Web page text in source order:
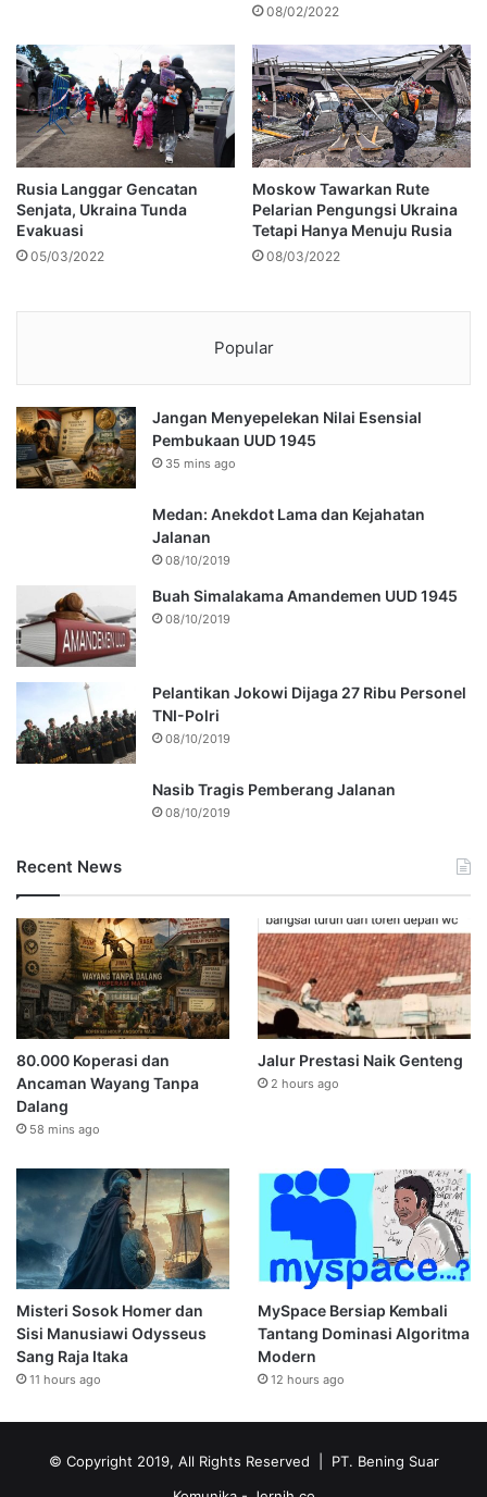
08/02/2022
Rusia Langgar Gencatan
Senjata, Ukraina Tunda
Evakuasi
05/03/2022
Moskow Tawarkan Rute
Pelarian Pengungsi Ukraina
Tetapi Hanya Menuju Rusia
08/03/2022
Popular
Jangan Menyepelekan Nilai Esensial
Pembukaan UUD 1945
35 mins ago
Medan: Anekdot Lama dan Kejahatan
Jalanan
08/10/2019
Buah Simalakama Amandemen UUD 1945
08/10/2019
Pelantikan Jokowi Dijaga 27 Ribu Personel
TNI-Polri
08/10/2019
Nasib Tragis Pemberang Jalanan
08/10/2019
Recent News
80.000 Koperasi dan
Ancaman Wayang Tanpa
Dalang
58 mins ago
Jalur Prestasi Naik Genteng
2 hours ago
Misteri Sosok Homer dan
Sisi Manusiawi Odysseus
Sang Raja Itaka
11 hours ago
MySpace Bersiap Kembali
Tantang Dominasi Algoritma
Modern
12 hours ago
© Copyright 2019, All Rights Reserved | PT. Bening Suar